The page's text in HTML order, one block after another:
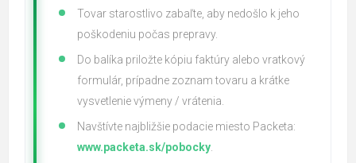
Tovar starostlivo zabaľte, aby nedošlo k jeho
poškodeniu počas prepravy.
Do balíka priložte kópiu faktúry alebo vratkový
formulár, prípadne zoznam tovaru a krátke
vysvetlenie výmeny / vrátenia.
Navštívte najbližšie podacie miesto Packeta:
www.packeta.sk/pobocky